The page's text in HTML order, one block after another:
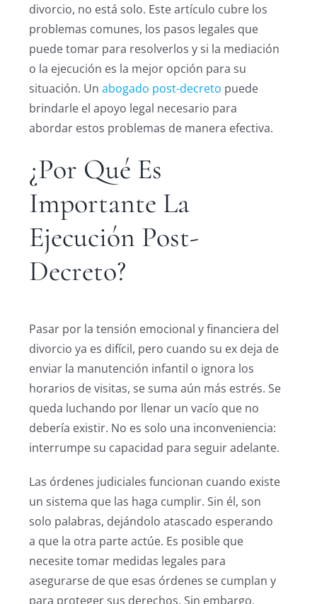
divorcio, no está solo. Este artículo cubre los
problemas comunes, los pasos legales que
puede tomar para resolverlos y si la mediación
o la ejecución es la mejor opción para su
situación. Unabogado post-decreto puede
brindarle el apoyo legal necesario para
abordar estos problemas de manera efectiva.
¿Por Qué Es
Importante La
Ejecución Post-
Decreto?
Pasar por la tensión emocional y financiera del
divorcio ya es difícil, pero cuando su ex deja de
enviar la manutención infantil o ignora los
horarios de visitas, se suma aún más estrés. Se
queda luchando por llenar un vacío que no
debería existir. No es solo una inconveniencia:
interrumpe su capacidad para seguir adelante.
Las órdenes judiciales funcionan cuando existe
un sistema que las haga cumplir. Sin él, son
solo palabras, dejándolo atascado esperando
a que la otra parte actúe. Es posible que
necesite tomar medidas legales para
asegurarse de que esas órdenes se cumplan y
para proteger sus derechos. Sin embargo,